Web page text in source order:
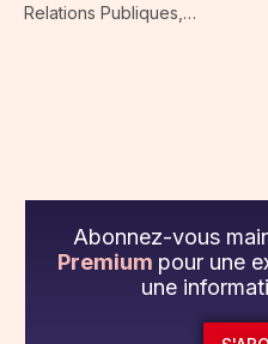
Relations Publiques,…
Abonnez-vous
Premium pour une
une